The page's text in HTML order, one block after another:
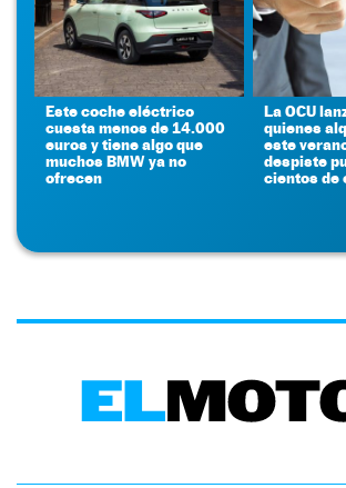
Este coche eléctrico
cuesta menos de 14.000
euros y tiene algo que
muchos BMW ya no
ofrecen
La OCU
quienes
este
despiste
cientos de